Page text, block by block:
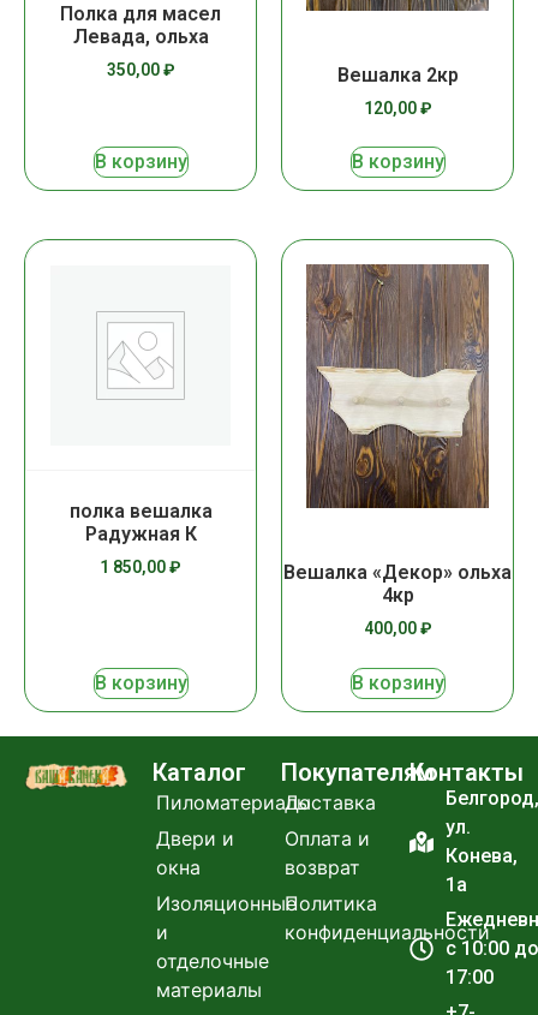
Полка для масел
Левада, ольха
350,00₽
В корзину
Вешалка 2кр
120,00₽
В корзину
полка вешалка
Радужная К
1 850,00₽
В корзину
Вешалка «Декор» ольха
4кр
400,00₽
В корзину
Каталог
Пиломатериалы
Двери и
окна
Изоляционные
и
отделочные
материалы
Покупателям
Доставка
Оплата и
возврат
Политика
конфиденциальности
Контакты
Белгород,
ул.
Конева,
1а
с 10:00 до
17:00